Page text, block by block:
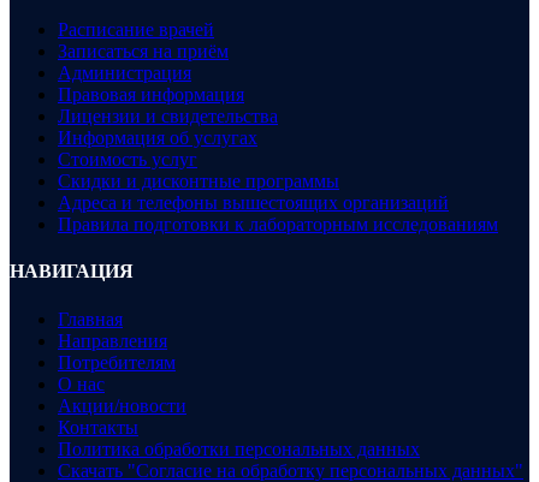
Расписание врачей
Записаться на приём
Администрация
Правовая информация
Лицензии и свидетельства
Информация об услугах
Стоимость услуг
Скидки и дисконтные программы
Адреса и телефоны вышестоящих организаций
Правила подготовки к лабораторным исследованиям
НАВИГАЦИЯ
Главная
Направления
Потребителям
О нас
Акции/новости
Контакты
Политика обработки персональных данных
Скачать "Согласие на обработку персональных данных"